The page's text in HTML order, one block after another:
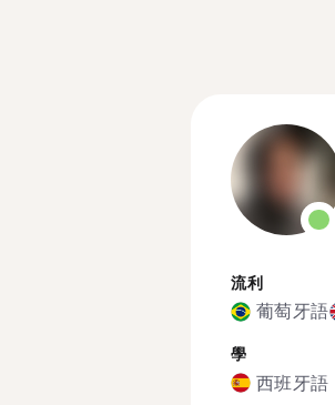
流利
葡萄牙語
學
西班牙語